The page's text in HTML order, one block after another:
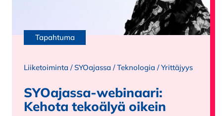
Tapahtuma
Liiketoiminta /SYOajassa /Teknologia /Yrittäjyys
SYOajassa-webinaari:
Kehota tekoälyä oikein